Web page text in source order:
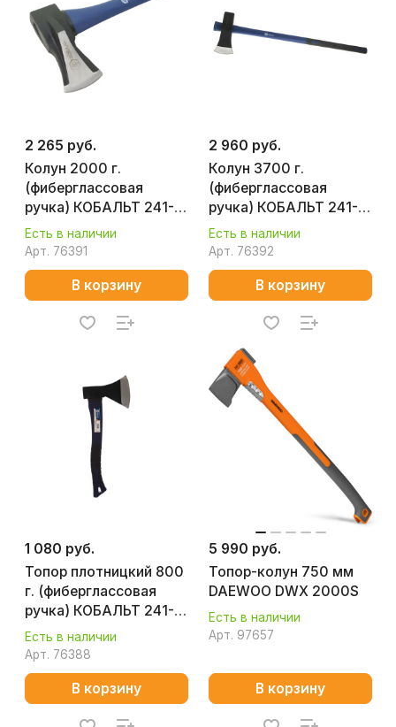
2 265 руб.
Колун 2000 г.
(фиберглассовая
ручка) КОБАЛЬТ 241-
147
Есть в наличии
Арт. 76391
В корзину
2 960 руб.
Колун 3700 г.
(фиберглассовая
ручка) КОБАЛЬТ 241-
161
Есть в наличии
Арт. 76392
В корзину
1 080 руб.
Топор плотницкий 800
г. (фиберглассовая
ручка) КОБАЛЬТ 241-
123
Есть в наличии
Арт. 76388
В корзину
5 990 руб.
Топор-колун 750 мм
DAEWOO DWX 2000S
Есть в наличии
Арт. 97657
В корзину